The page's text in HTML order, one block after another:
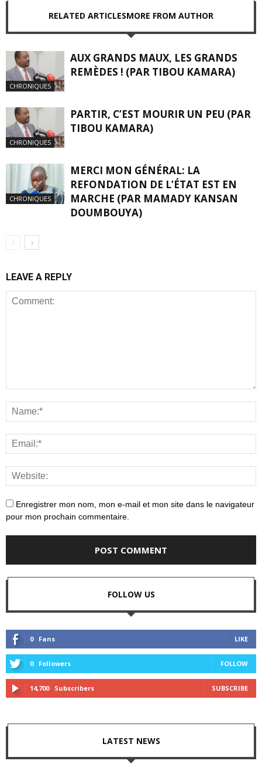
RELATED ARTICLESMORE FROM AUTHOR
CHRONIQUES
AUX GRANDS MAUX, LES GRANDS
REMÈDES ! (PAR TIBOU KAMARA)
CHRONIQUES
PARTIR, C’EST MOURIR UN PEU (PAR
TIBOU KAMARA)
CHRONIQUES
MERCI MON GÉNÉRAL: LA
REFONDATION DE L’ÉTAT EST EN
MARCHE (PAR MAMADY KANSAN
DOUMBOUYA)
LEAVE A REPLY
Enregistrer mon nom, mon e-mail et mon site dans le navigateur
pour mon prochain commentaire.
FOLLOW US
0 Fans LIKE
0 Followers FOLLOW
14,700 Subscribers SUBSCRIBE
LATEST NEWS